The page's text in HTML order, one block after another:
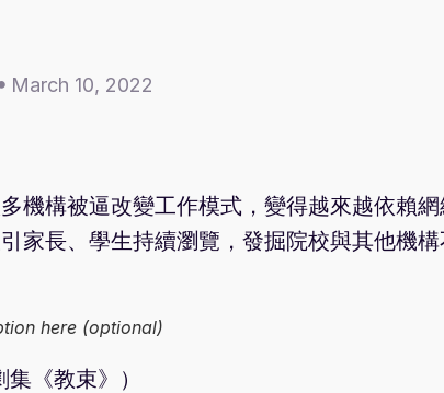
March 10, 2022
機構被逼改變工作模式，變得越來越依賴
家長、學生持續瀏覽，發掘院校與其他機
here (optional)
《教束》）